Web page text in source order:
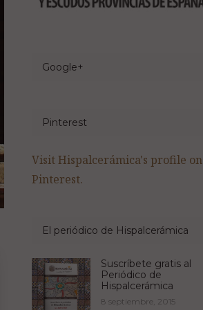
Google+
Pinterest
Visit Hispalcerámica's profile on
Pinterest.
El periódico de Hispalcerámica
Suscríbete gratis al
Periódico de
Hispalcerámica
8 septiembre, 2015